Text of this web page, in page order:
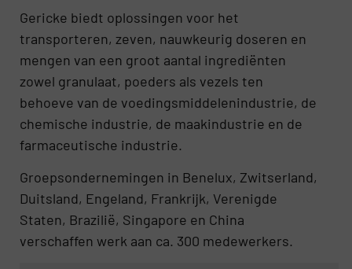
Gericke biedt oplossingen voor het
transporteren, zeven, nauwkeurig doseren en
mengen van een groot aantal ingrediënten
zowel granulaat, poeders als vezels ten
behoeve van de voedingsmiddelenindustrie, de
chemische industrie, de maakindustrie en de
farmaceutische industrie.
Groepsondernemingen in Benelux, Zwitserland,
Duitsland, Engeland, Frankrijk, Verenigde
Staten, Brazilië, Singapore en China
verschaffen werk aan ca. 300 medewerkers.